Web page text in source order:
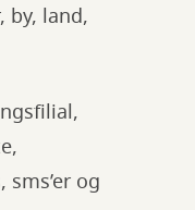
by, land,
og